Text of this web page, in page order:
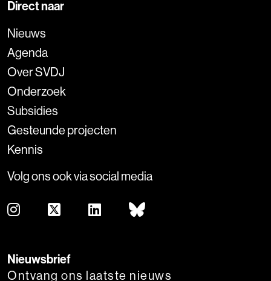
Direct naar
Nieuws
Agenda
Over SVDJ
Onderzoek
Subsidies
Gesteunde projecten
Kennis
Volg ons ook via social media
Nieuwsbrief
Ontvang ons laatste nieuws